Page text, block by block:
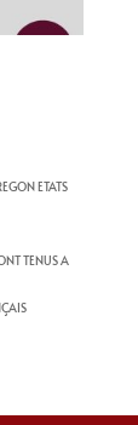
ETATS
TENUS A